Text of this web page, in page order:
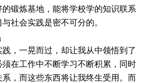
锻炼基地，能将学校学的知识联系
社会实践是密不可分的。
，一晃而过，却让我从中领悟到了
在工作中不断学习不断积累，同时
，而这些东西将让我终生受用。而